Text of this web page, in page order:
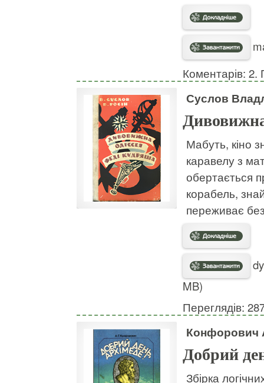
Коментарів: 2.
Суслов
Мабуть, кіно
каравелу з
обертається
корабель,
переживає
MB)
Переглядів:
Конфорович
Добрий
Збірка